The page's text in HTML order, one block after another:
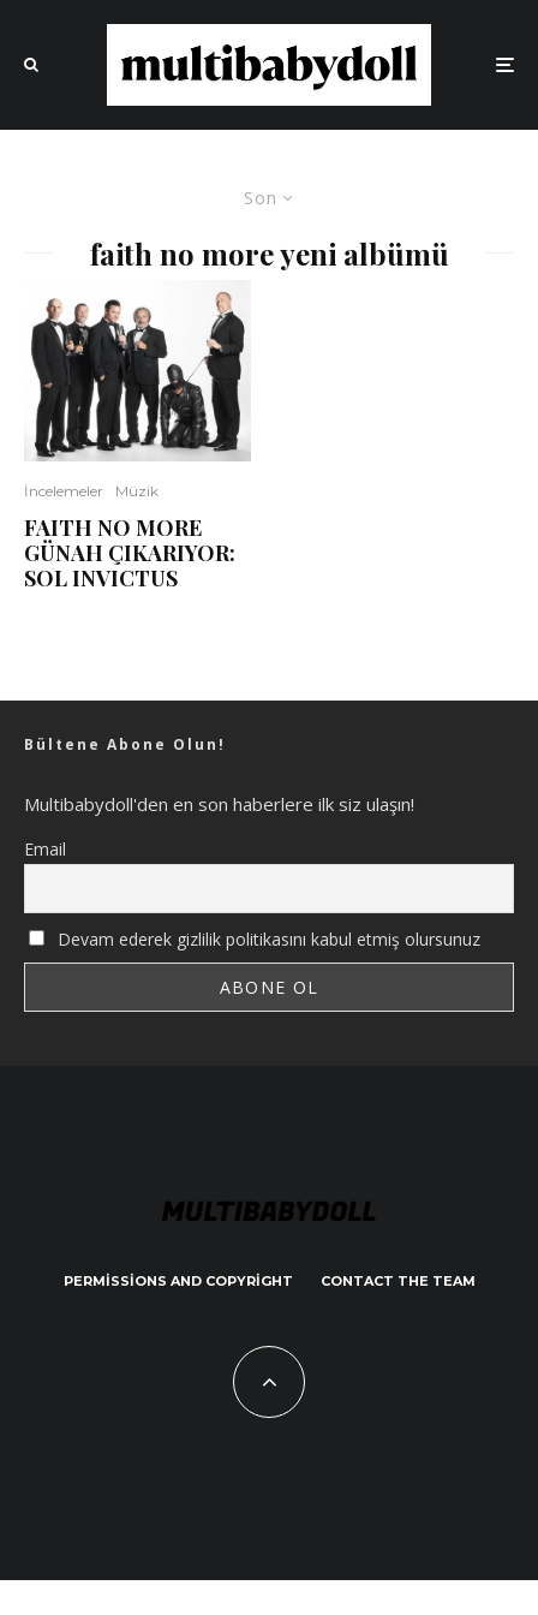
Son
faith no more yeni albümü
İncelemeler Müzik
FAITH NO MORE
GÜNAH ÇIKARIYOR:
SOL INVICTUS
Bültene Abone Olun!
Multibabydoll'den en son haberlere ilk siz ulaşın!
Email
Devam ederek gizlilik politikasını kabul etmiş olursunuz
PERMISSIONS AND COPYRIGHT CONTACT THE TEAM